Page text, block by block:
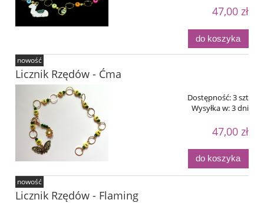
47,00 zł
do koszyka
Licznik Rzędów - Ćma
Dostępność:3 szt
Wysyłka w:3 dni
47,00 zł
do koszyka
nowość
Licznik Rzędów - Flaming
nowość